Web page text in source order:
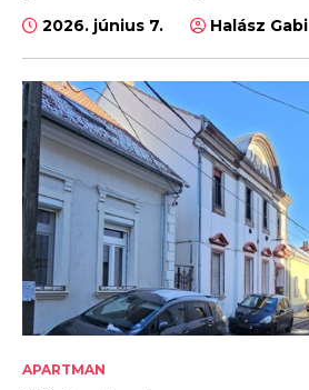
2026. június 7. Halász Gabi
APARTMAN